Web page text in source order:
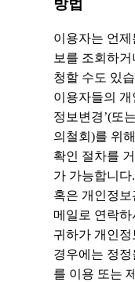
방법
이용자는 언
보를 조회하
청할 수도 있
이용자들의 개
정보변경’(또
의철회)를 위
확인 절차를
가 가능합니다.
혹은 개인정보
메일로 연락
귀하가 개인
경우에는 정
를 이용 또는